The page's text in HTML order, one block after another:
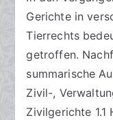
Gerichte in
Tierrechts
getroffen.
summarische
Zivil-,
Zivilgerichte